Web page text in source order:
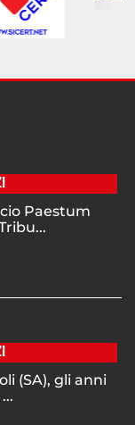
Paestum
(SA), gli anni